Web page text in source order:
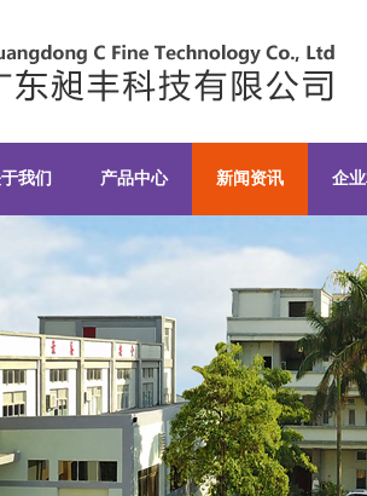
形技术讲解-常见问题-
公司
我们 产品中心 新闻资讯 企